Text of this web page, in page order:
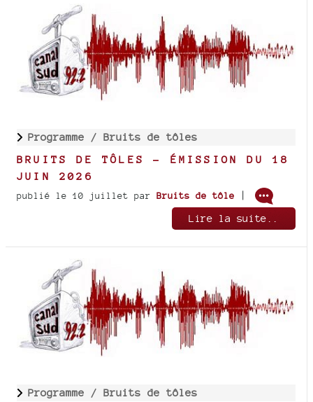
Programme / Bruits de tôles
BRUITS DE TÔLES - ÉMISSION DU 18
JUIN 2026
publié le 10 juillet par Bruits de tôle
|
Lire la suite..
Programme / Bruits de tôles